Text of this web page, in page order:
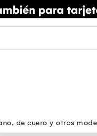
de cuero y otros